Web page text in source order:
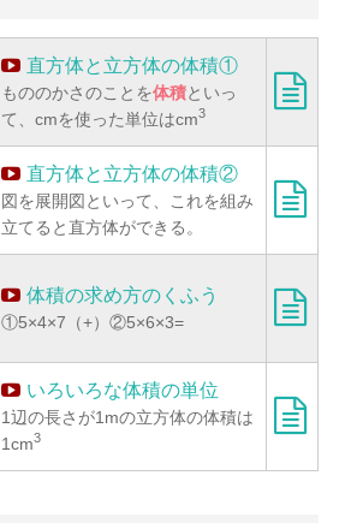
直方体と立方体の体積①
もののかさのことを体積といっ
て、cmを使った単位はcm3
直方体と立方体の体積②
図を展開図といって、これを組み
立てると直方体ができる。
体積の求め方のくふう
①5×4×7（+）②5×6×3=
いろいろな体積の単位
1辺の長さが1mの立方体の体積は
1cm3